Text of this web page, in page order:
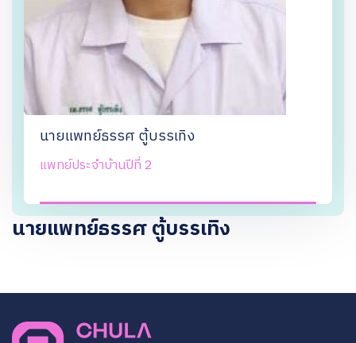
นายแพทย์ธรรศ ตู้บรรเทิง
แพทย์ประจำบ้านปีที่ 2
นายแพทย์ธรรศ ตู้บรรเทิง